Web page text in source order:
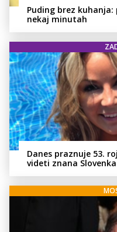
Puding brez
nekaj minutah
Danes praznuje 53.
videti znana Slovenka